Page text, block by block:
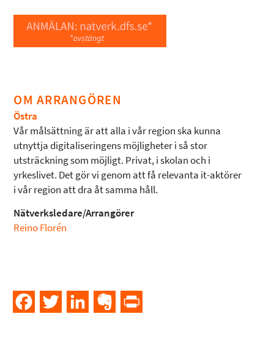
OM ARRANGÖREN
Östra
Vår målsättning är att alla i vår region ska kunna
utnyttja digitaliseringens möjligheter i så stor
utsträckning som möjligt. Privat, i skolan och i
yrkeslivet. Det gör vi genom att få relevanta it-aktörer
i vår region att dra åt samma håll.
Nätverksledare/Arrangörer
Reino Florén
FacebookTwitter LinkedInEvernote